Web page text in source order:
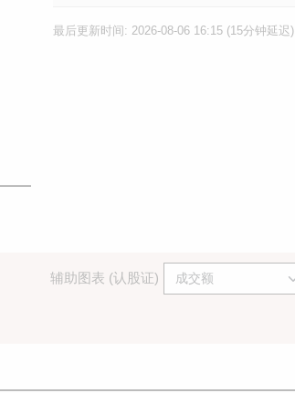
最后更新时间: 2026-08-06 16:15 (15分钟延迟)
辅助图表 (认股证)